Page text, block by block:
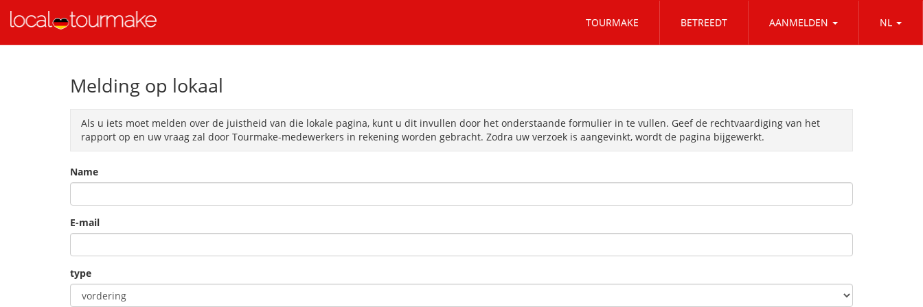
TOURMAKE BETREEDT AANMELDEN NL
Melding op lokaal
Als u iets moet melden over de juistheid van die lokale pagina, kunt u dit invullen door het onderstaande formulier in te vullen. Geef de rechtvaardiging van het
rapport op en uw vraag zal door Tourmake-medewerkers in rekening worden gebracht. Zodra uw verzoek is aangevinkt, wordt de pagina bijgewerkt.
Name
E-mail
type